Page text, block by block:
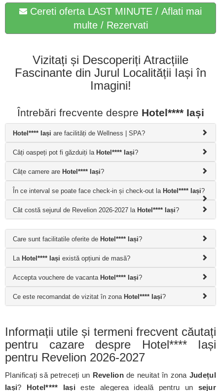
Cereti oferta LAST MINUTE / Aflati mai
multe / Rezervati
Vizitați și Descoperiți Atracțiile
Fascinante din Jurul Localității Iași în
Imagini!
Întrebări frecvente despre Hotel**** Iași
Hotel**** Iași are facilități de Wellness | SPA?
Câți oaspeți pot fi găzduiți la Hotel**** Iași?
Câțe camere are Hotel**** Iași?
În ce interval se poate face check-in și check-out la Hotel**** Iași?
Cât costă sejurul de Revelion 2026-2027 la Hotel**** Iași?
Care sunt facilitatile oferite de Hotel**** Iași?
La Hotel**** Iași există opțiuni de masă?
Accepta vouchere de vacanta Hotel**** Iași?
Ce este recomandat de vizitat în zona Hotel**** Iași?
Informații utile și termeni frecvent căutați
pentru cazare despre Hotel**** Iași
pentru Revelion 2026-2027
Planificați să petreceți un Revelionde neuitat în zona Județul
Iași? Hotel**** Iași este alegerea ideală pentru un sejur